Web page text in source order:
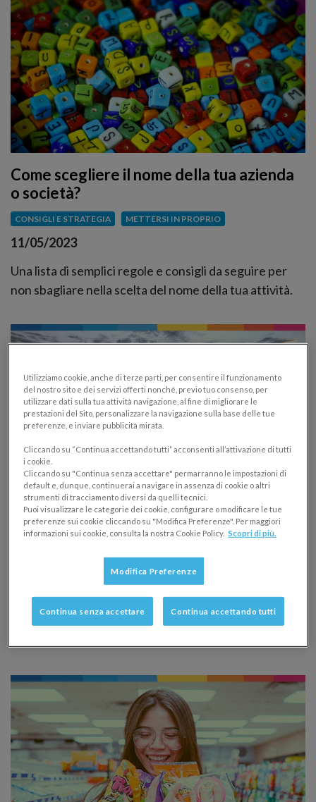
Come scegliere il nome della tua azienda
o società?
CONSIGLI E STRATEGIA METTERSI IN PROPRIO
11/05/2023
Una lista di semplici regole e consigli da seguire per
non sbagliare nella scelta del nome della tua attività.
Piano di marketing per piccole imprese:
cos’è e come si fa
Il piano di marketing è fondamentale per tutte le
imprese, anche per quelle più piccole. Vediamo cos’è e
Utilizziamo cookie, anche di terze parti, per consentire il funzionamento
del nostro sito e dei servizi offerti nonché, previo tuo consenso, per
utilizzare dati sulla tua attività navigazione, al fine di migliorare le
prestazioni del Sito, personalizzare la navigazione sulla base delle tue
preferenze, e inviare pubblicità mirata.
Cliccando su “Continua accettando tutti” acconsenti all’attivazione di tutti
i cookie.
Cliccando su "Continua senza accettare" permarranno le impostazioni di
default e, dunque, continuerai a navigare in assenza di cookie o altri
strumenti di tracciamento diversi da quelli tecnici.
Puoi visualizzare le categorie dei cookie, configurare o modificare le tue
preferenze sui cookie cliccando su "Modifica Preferenze". Per maggiori
informazioni sui cookie, consulta la nostra Cookie Policy. Scopri di più.
Modifica Preferenze
Continua senza accettare Continua accettando tutti